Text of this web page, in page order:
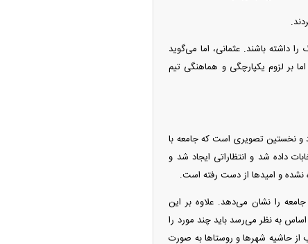
داشته باشند. عثمانی، اما می‌گوید
بر لزوم یکپارچگی و هماهنگی تیم
و نخستین تصویری است که جامعه با
داده شد و انتظاراتی ایجاد شد و
نشده و امید‌ها از دست رفته است.
را نشان می‌دهد. علاوه بر این
به نظر می‌رسد باید چند مورد را
از حاشیه شهر‌ها و روستا‌ها به صورت
کرد